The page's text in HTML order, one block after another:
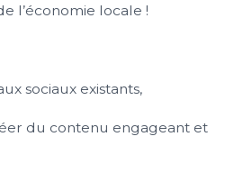
l’économie locale !
sociaux existants,
du contenu engageant et